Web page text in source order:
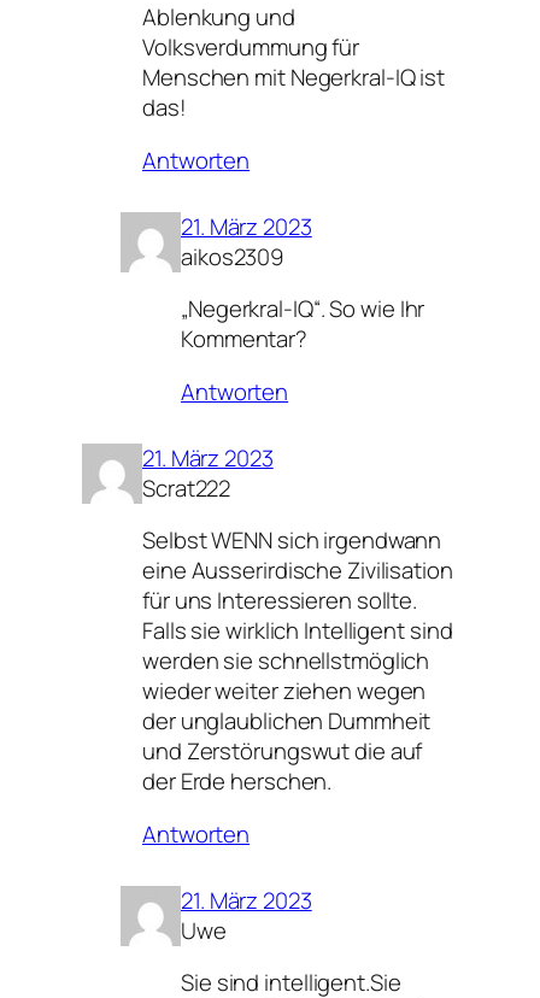
Ablenkung und
Volksverdummung für
Menschen mit Negerkral-IQ ist
das!
Antworten
21. März 2023
aikos2309
„Negerkral-IQ“. So wie Ihr
Kommentar?
Antworten
21. März 2023
Scrat222
Selbst WENN sich irgendwann
eine Ausserirdische Zivilisation
für uns Interessieren sollte.
Falls sie wirklich Intelligent sind
werden sie schnellstmöglich
wieder weiter ziehen wegen
der unglaublichen Dummheit
und Zerstörungswut die auf
der Erde herschen.
Antworten
21. März 2023
Uwe
Sie sind intelligent.Sie